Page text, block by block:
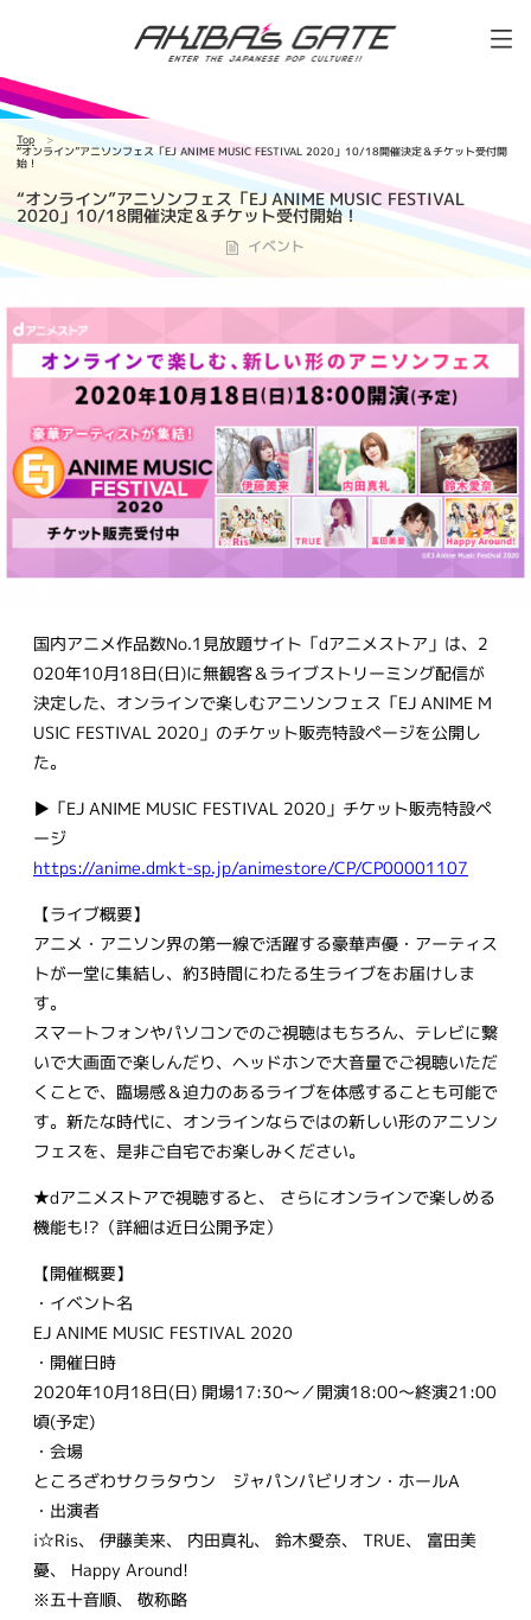
Top
“オンライン”アニソンフェス「EJ ANIME MUSIC FESTIVAL 2020」10/18開催決定＆チケット受付開
始！
“オンライン”アニソンフェス「EJ ANIME MUSIC FESTIVAL
2020」10/18開催決定＆チケット受付開始！
イベント
国内アニメ作品数No.1見放題サイト「dアニメストア」は、2
020年10月18日(日)に無観客＆ライブストリーミング配信が
決定した、オンラインで楽しむアニソンフェス「EJ ANIME M
USIC FESTIVAL 2020」のチケット販売特設ページを公開し
た。
▶「EJ ANIME MUSIC FESTIVAL 2020」チケット販売特設ペ
ージ
https://anime.dmkt-sp.jp/animestore/CP/CP00001107
【ライブ概要】
アニメ・アニソン界の第一線で活躍する豪華声優・アーティス
トが一堂に集結し、約3時間にわたる生ライブをお届けしま
す。
スマートフォンやパソコンでのご視聴はもちろん、テレビに繋
いで大画面で楽しんだり、ヘッドホンで大音量でご視聴いただ
くことで、臨場感＆迫力のあるライブを体感することも可能で
す。新たな時代に、オンラインならではの新しい形のアニソン
フェスを、是非ご自宅でお楽しみください。
★dアニメストアで視聴すると、 さらにオンラインで楽しめる
機能も!?（詳細は近日公開予定）
【開催概要】
・イベント名
EJ ANIME MUSIC FESTIVAL 2020
・開催日時
2020年10月18日(日) 開場17:30～／開演18:00～終演21:00
頃(予定)
・会場
ところざわサクラタウン ジャパンパビリオン・ホールA
・出演者
i☆Ris、 伊藤美来、 内田真礼、 鈴木愛奈、 TRUE、 富田美
憂、 Happy Around!
※五十音順、 敬称略